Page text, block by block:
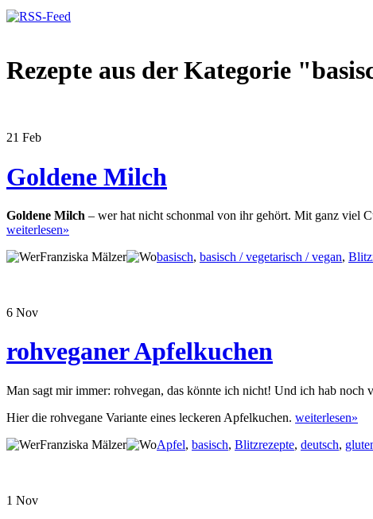
Rezepte aus der Kategorie
21 Feb
Goldene Milch
Goldene Milch – wer hat nicht schonmal von ihr gehört. Mit ganz viel
weiterlesen»
Franziska Mälzer
basisch, basisch / vegetarisch / vegan,
6 Nov
rohveganer Apfelkuchen
Man sagt mir immer: rohvegan, das könnte ich nicht! Und ich hab noch
Hier die rohvegane Variante eines leckeren Apfelkuchen. weiterlesen»
Franziska Mälzer
Apfel, basisch, Blitzrezepte, deutsch,
1 Nov